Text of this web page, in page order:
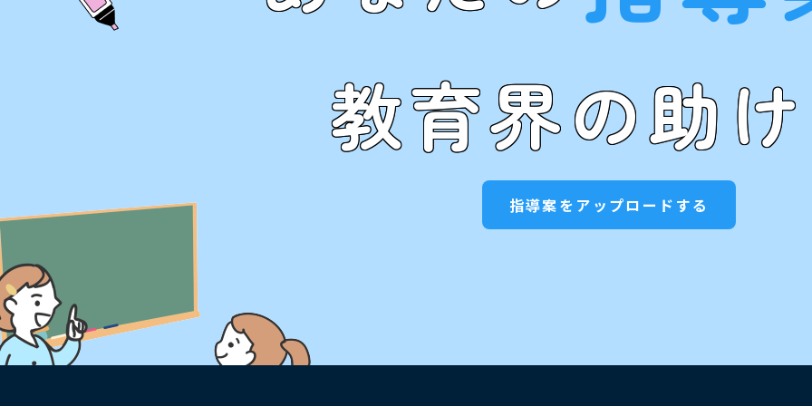
教育界の助
指導案をアップロードする